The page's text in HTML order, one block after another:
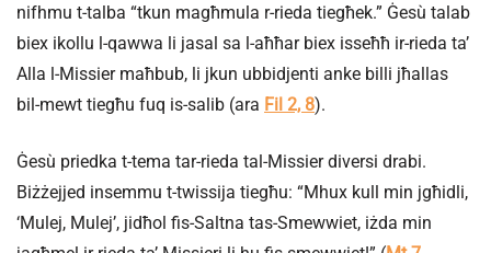
nifhmu t-talba “tkun magħmula r-rieda tiegħek.” Ġesù talab
biex ikollu l-qawwa li jasal sa l-aħħar biex isseħħ ir-rieda ta’
Alla l-Missier maħbub, li jkun ubbidjenti anke billi jħallas
bil-mewt tiegħu fuq is-salib (ara Fil 2, 8).
Ġesù priedka t-tema tar-rieda tal-Missier diversi drabi.
Biżżejjed insemmu t-twissija tiegħu: “Mhux kull min jgħidli,
‘Mulej, Mulej’, jidħol fis-Saltna tas-Smewwiet, iżda min